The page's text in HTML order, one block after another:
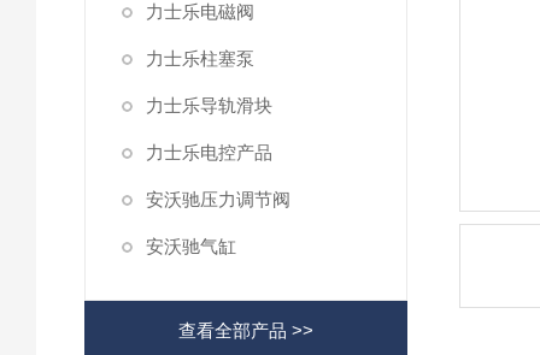
力士乐电磁阀
力士乐柱塞泵
力士乐导轨滑块
力士乐电控产品
安沃驰压力调节阀
安沃驰气缸
查看全部产品 >>